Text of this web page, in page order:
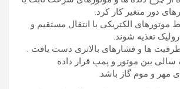
دور متغیر کار کرد.
موتورهای الکتریکی با انتقال مستقیم و
تغذیه شوند.
ها و فشارهای بالاتری دست یافت .
سالی بین موتور و پمپ قرار داده
مهر و موم گاز باشد.